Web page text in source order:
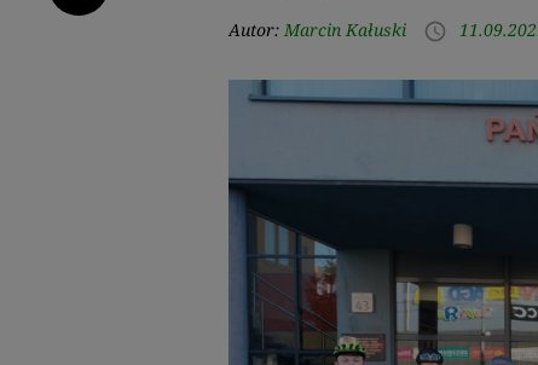
Autor: Marcin Kałuski access_time